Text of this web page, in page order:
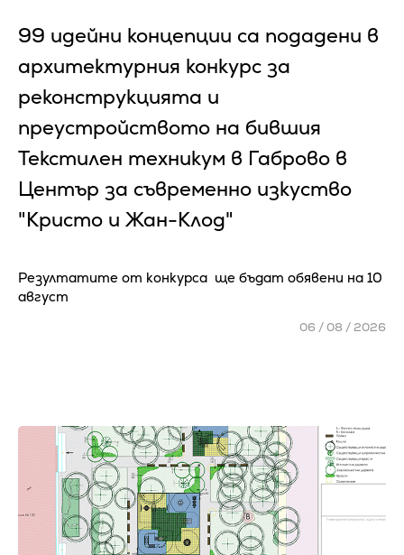
99 идейни концепции са подадени в
архитектурния конкурс за
реконструкцията и
преустройството на бившия
Текстилен техникум в Габрово в
Център за съвременно изкуство
"Кристо и Жан-Клод"
Резултатите от конкурса ще бъдат обявени на 10
август
06 / 08 / 2026